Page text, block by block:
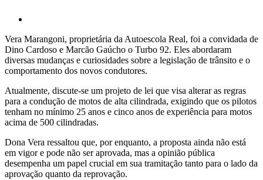
Vera Marangoni, proprietária da Autoescola Real, foi a convidada de
Dino Cardoso e Marcão Gaúcho o Turbo 92. Eles abordaram
diversas mudanças e curiosidades sobre a legislação de trânsito e o
comportamento dos novos condutores.
Atualmente, discute-se um projeto de lei que visa alterar as regras
para a condução de motos de alta cilindrada, exigindo que os pilotos
tenham no mínimo 25 anos e cinco anos de experiência para motos
acima de 500 cilindradas.
Dona Vera ressaltou que, por enquanto, a proposta ainda não está
em vigor e pode não ser aprovada, mas a opinião pública
desempenha um papel crucial em sua tramitação tanto para o lado da
aprovação quanto da reprovação.